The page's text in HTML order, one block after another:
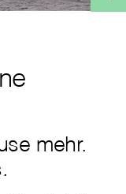
mehr.